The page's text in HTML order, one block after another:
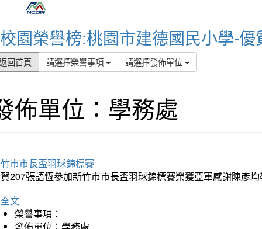
校園榮譽榜:桃園市建德國民小學-優
回首頁 請選擇榮譽事項 請選擇發佈單位
佈單位：學務處
市市長盃羽球錦標賽
207張語恆參加新竹市市長盃羽球錦標賽榮獲亞軍感謝陳彥
文
榮譽事項：